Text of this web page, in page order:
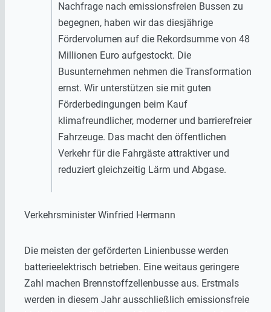
Nachfrage nach emissionsfreien Bussen zu
begegnen, haben wir das diesjährige
Fördervolumen auf die Rekordsumme von 48
Millionen Euro aufgestockt. Die
Busunternehmen nehmen die Transformation
ernst. Wir unterstützen sie mit guten
Förderbedingungen beim Kauf
klimafreundlicher, moderner und barrierefreier
Fahrzeuge. Das macht den öffentlichen
Verkehr für die Fahrgäste attraktiver und
reduziert gleichzeitig Lärm und Abgase.
Verkehrsminister Winfried Hermann
Die meisten der geförderten Linienbusse werden
batterieelektrisch betrieben. Eine weitaus geringere
Zahl machen Brennstoffzellenbusse aus. Erstmals
werden in diesem Jahr ausschließlich emissionsfreie